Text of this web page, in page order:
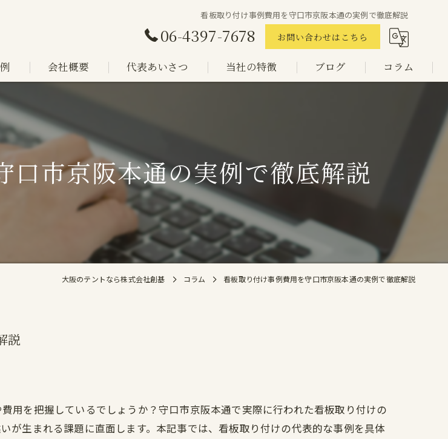
看板取り付け事例費用を守口市京阪本通の実例で徹底解説
06-4397-7678 お問い合わせはこちら
会社概要 代表あいさつ 当社の特徴
店舗用テント
日除け
倉庫
ブログ コラム
口市京阪本通の実例で徹底解説
大阪のテントなら株式会社創基 コラム 看板取り付け事例費用を守口市京阪本通の実例で徹底解説
説
用を把握しているでしょうか？守口市京阪本通で実際に行われた看板取り付けの
が生まれる課題に直面します。本記事では、看板取り付けの代表的な事例を具体